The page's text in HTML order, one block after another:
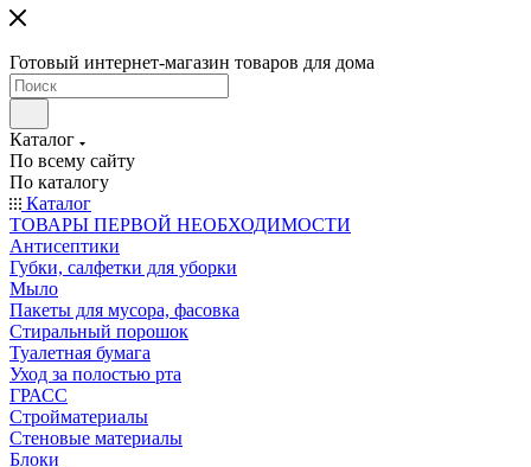
Готовый интернет-магазин товаров для дома
Каталог
По всему сайту
По каталогу
Каталог
ТОВАРЫ ПЕРВОЙ НЕОБХОДИМОСТИ
Антисептики
Губки, салфетки для уборки
Мыло
Пакеты для мусора, фасовка
Стиральный порошок
Туалетная бумага
Уход за полостью рта
ГРАСС
Стройматериалы
Стеновые материалы
Блоки